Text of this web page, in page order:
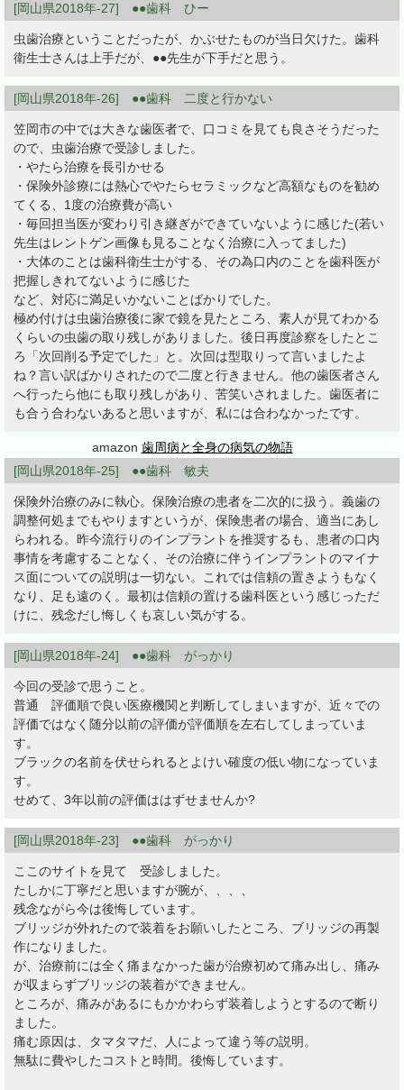
[岡山県2018年-27] ●●歯科 ひー
虫歯治療ということだったが、かぶせたものが当日欠けた。歯科
衛生士さんは上手だが、●●先生が下手だと思う。
[岡山県2018年-26] ●●歯科 二度と行かない
笠岡市の中では大きな歯医者で、口コミを見ても良さそうだった
ので、虫歯治療で受診しました。
・やたら治療を長引かせる
・保険外診療には熱心でやたらセラミックなど高額なものを勧め
てくる、1度の治療費が高い
・毎回担当医が変わり引き継ぎができていないように感じた(若い
先生はレントゲン画像も見ることなく治療に入ってました)
・大体のことは歯科衛生士がする、その為口内のことを歯科医が
把握しきれてないように感じた
など、対応に満足いかないことばかりでした。
極め付けは虫歯治療後に家で鏡を見たところ、素人が見てわかる
くらいの虫歯の取り残しがありました。後日再度診察をしたとこ
ろ「次回削る予定でした」と。次回は型取りって言いましたよ
ね？言い訳ばかりされたので二度と行きません。他の歯医者さん
へ行ったら他にも取り残しがあり、苦笑いされました。歯医者に
も合う合わないあると思いますが、私には合わなかったです。
amazon 歯周病と全身の病気の物語
[岡山県2018年-25] ●●歯科 敏夫
保険外治療のみに執心。保険治療の患者を二次的に扱う。義歯の
調整何処までもやりますというが、保険患者の場合、適当にあし
らわれる。昨今流行りのインプラントを推奨するも、患者の口内
事情を考慮することなく、その治療に伴うインプラントのマイナ
ス面についての説明は一切ない。これでは信頼の置きようもなく
なり、足も遠のく。最初は信頼の置ける歯科医という感じっただ
けに、残念だし悔しくも哀しい気がする。
[岡山県2018年-24] ●●歯科 がっかり
今回の受診で思うこと。
普通 評価順で良い医療機関と判断してしまいますが、近々での
評価ではなく随分以前の評価が評価順を左右してしまっていま
す。
ブラックの名前を伏せられるとよけい確度の低い物になっていま
す。
せめて、3年以前の評価ははずせませんか?
[岡山県2018年-23] ●●歯科 がっかり
ここのサイトを見て 受診しました。
たしかに丁寧だと思いますが腕が、、、、
残念ながら今は後悔しています。
ブリッジが外れたので装着をお願いしたところ、ブリッジの再製
作になりました。
が、治療前には全く痛まなかった歯が治療初めて痛み出し、痛み
が収まらずブリッジの装着ができません。
ところが、痛みがあるにもかかわらず装着しようとするので断り
ました。
痛む原因は、タマタマだ、人によって違う等の説明。
無駄に費やしたコストと時間。後悔しています。